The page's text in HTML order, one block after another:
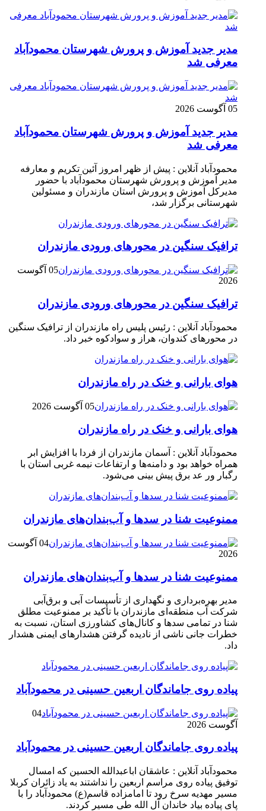
مدیر جدید آموزش و پرورش شهرستان محمودآباد
معرفی شد
05 آگوست 2026
مدیر جدید آموزش و پرورش شهرستان محمودآباد
معرفی شد
محمودآباد آنلاین : پیش از ظهر امروز آئین تکریم و معارفه
مدیر آموزش و پرورش شهرستان محمودآباد با حضور
مدیرکل آموزش و پرورش استان مازندران و مسئولین
شهرستانی برگزار شد،
ترافیک سنگین در محور‌های ورودی مازندران
05 آگوست
2026
ترافیک سنگین در محور‌های ورودی مازندران
محمودآباد آنلاین : رئیس پلیس راه مازندران از ترافیک سنگین
در محور‌های کندوان، هراز و سوادکوه خبر داد.
هوای بارانی و خنک در راه مازندران
05 آگوست 2026
هوای بارانی و خنک در راه مازندران
محمودآباد آنلاین : آسمان مازندران از فردا با افزایش ابر
همراه خواهد بود و دامنه‌ها و ارتفاعات نیمه غربی استان با
رگبار ور عد برق پیش بینی می‌شود.
ممنوعیت شنا در سدها و آب‌بندان‌‌های مازندران
04 آگوست
2026
ممنوعیت شنا در سدها و آب‌بندان‌‌های مازندران
مدیر بهره‌برداری و نگهداری از تأسیسات آبی و برق‌آبی
شرکت آب منطقه‌ای مازندران با تأکید بر ممنوعیت مطلق
شنا در تمامی سدها و کانال‌های کشاورزی استان، نسبت به
خطرات جانی ناشی از نادیده گرفتن هشدارهای ایمنی هشدار
داد.
پیاده روی جاماندگان اربعین حسینی در محمودآباد
04
آگوست 2026
پیاده روی جاماندگان اربعین حسینی در محمودآباد
محمودآباد آنلاین : عاشقان اباعبدالله الحسین که امسال
توفیق پیاده روی مراسم اربعین را نداشتند به یاد زائران کربلا
مسیر مهدیه سرخ رود تا امامزاده قاسم(ع) محمودآباد را با
پای پیاده بیاد خاندان آل الله طی مسیر کردند.